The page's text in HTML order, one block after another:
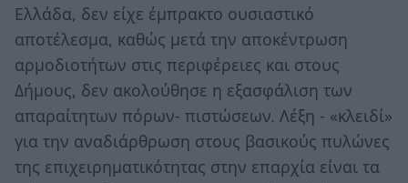
Ελλάδα, δεν είχε έμπρακτο ουσιαστικό
αποτέλεσμα, καθώς μετά την αποκέντρωση
αρμοδιοτήτων στις περιφέρειες και στους
Δήμους, δεν ακολούθησε η εξασφάλιση των
απαραίτητων πόρων- πιστώσεων. Λέξη - «κλειδί»
για την αναδιάρθρωση στους βασικούς πυλώνες
της επιχειρηματικότητας στην επαρχία είναι τα